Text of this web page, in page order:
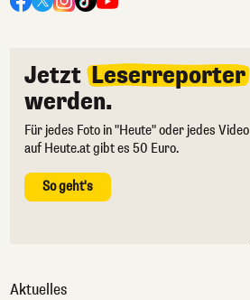
Jetzt Leserreporter
werden.
Für jedes Foto in "Heute" oder jedes Video
auf Heute.at gibt es 50 Euro.
So geht's
Aktuelles